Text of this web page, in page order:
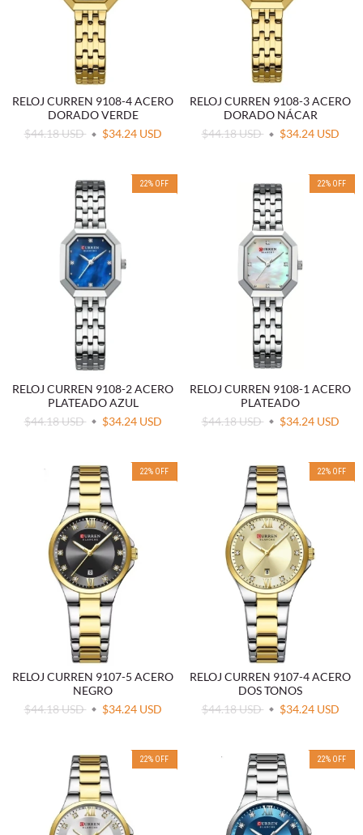
RELOJ CURREN 9108-4 ACERO
DORADO VERDE
$44.18 USD
$34.24 USD
RELOJ CURREN 9108-3 ACERO
DORADO NÁCAR
$44.18 USD
$34.24 USD
22% OFF
RELOJ CURREN 9108-2 ACERO
PLATEADO AZUL
$44.18 USD
$34.24 USD
22% OFF
RELOJ CURREN 9108-1 ACERO
PLATEADO
$44.18 USD
$34.24 USD
22% OFF
RELOJ CURREN 9107-5 ACERO
NEGRO
$44.18 USD
$34.24 USD
22% OFF
RELOJ CURREN 9107-4 ACERO
DOS TONOS
$44.18 USD
$34.24 USD
22% OFF 22% OFF